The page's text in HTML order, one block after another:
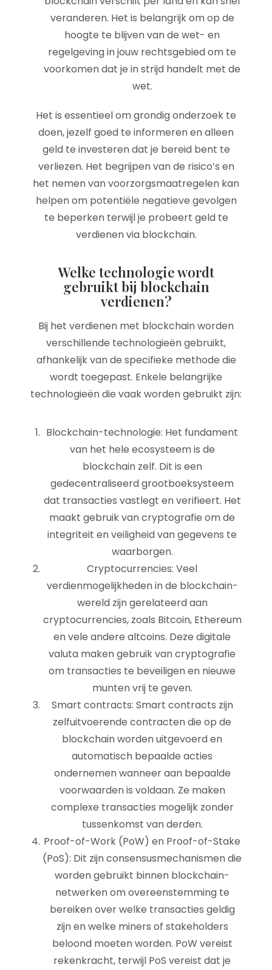
veranderen. Het is belangrijk om op de
hoogte te blijven van de wet- en
regelgeving in jouw rechtsgebied om te
voorkomen dat je in strijd handelt met de
wet.
Het is essentieel om grondig onderzoek te
doen, jezelf goed te informeren en alleen
geld te investeren dat je bereid bent te
verliezen. Het begrijpen van de risico’s en
het nemen van voorzorgsmaatregelen kan
helpen om potentiële negatieve gevolgen
te beperken terwijl je probeert geld te
verdienen via blockchain.
Welke technologie wordt
gebruikt bij blockchain
verdienen?
Bij het verdienen met blockchain worden
verschillende technologieën gebruikt,
afhankelijk van de specifieke methode die
wordt toegepast. Enkele belangrijke
technologieën die vaak worden gebruikt zijn:
Blockchain-technologie: Het fundament
van het hele ecosysteem is de
blockchain zelf. Dit is een
gedecentraliseerd grootboeksysteem
dat transacties vastlegt en verifieert. Het
maakt gebruik van cryptografie om de
integriteit en veiligheid van gegevens te
waarborgen.
Cryptocurrencies: Veel
verdienmogelijkheden in de blockchain-
wereld zijn gerelateerd aan
cryptocurrencies, zoals Bitcoin, Ethereum
en vele andere altcoins. Deze digitale
valuta maken gebruik van cryptografie
om transacties te beveiligen en nieuwe
munten vrij te geven.
Smart contracts: Smart contracts zijn
zelfuitvoerende contracten die op de
blockchain worden uitgevoerd en
automatisch bepaalde acties
ondernemen wanneer aan bepaalde
voorwaarden is voldaan. Ze maken
complexe transacties mogelijk zonder
tussenkomst van derden.
Proof-of-Work (PoW) en Proof-of-Stake
(PoS): Dit zijn consensusmechanismen die
worden gebruikt binnen blockchain-
netwerken om overeenstemming te
bereiken over welke transacties geldig
zijn en welke miners of stakeholders
beloond moeten worden. PoW vereist
rekenkracht, terwijl PoS vereist dat je